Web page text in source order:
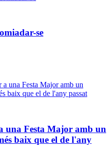
se
una Festa Major amb un
baix que el de l'any